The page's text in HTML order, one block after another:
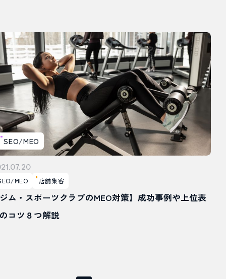
SEO/MEO
MEO 店舗集客
ム・スポーツクラブのMEO対策】成功事例や上位表
コツ８つ解説